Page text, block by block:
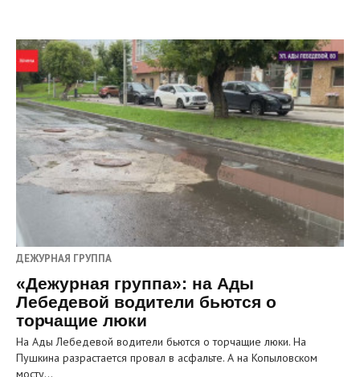
ДЕЖУРНАЯ ГРУППА
«Дежурная группа»: на Ады
Лебедевой водители бьются о
торчащие люки
На Ады Лебедевой водители бьются о торчащие люки. На
Пушкина разрастается провал в асфальте. А на Копыловском
мосту…